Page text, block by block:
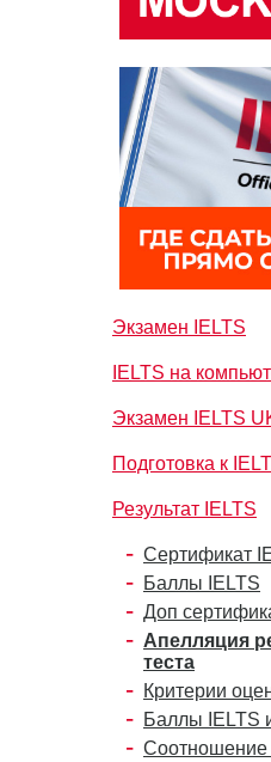
Экзамен IELTS
IELTS на
Экзамен IELTS
Подготовка к
Результат IELTS
Сертификат
Баллы IELTS
Доп
Апелляция
теста
Критерии
Баллы IELTS
Соотношение